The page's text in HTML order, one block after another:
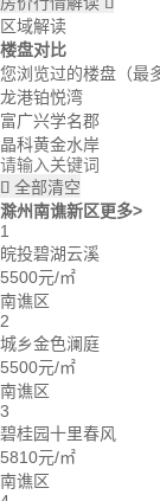
区域解读
楼盘对比
您浏览过的楼盘 （最
龙港铂悦湾
富广兴学名郡
晶科黄金水岸
 全部清空
滁州南谯新区更多>
1
皖投碧湖云溪
5500元/㎡
南谯区
2
城乡金色澜庭
5500元/㎡
南谯区
3
碧桂园十里春风
5810元/㎡
南谯区